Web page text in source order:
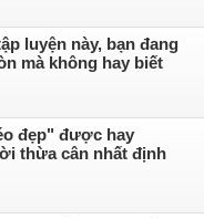
luyện này, bạn đang
mà không hay biết
đẹp" được hay
thừa cân nhất định